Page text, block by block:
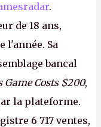
.
de 18 ans,
l'année. Sa
bancal
Game Costs $200,
la plateforme.
6 717 ventes,